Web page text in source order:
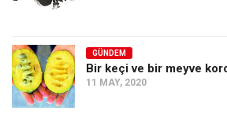
GÜNDEM
Bir keçi ve bir meyve
11 MAY, 2020